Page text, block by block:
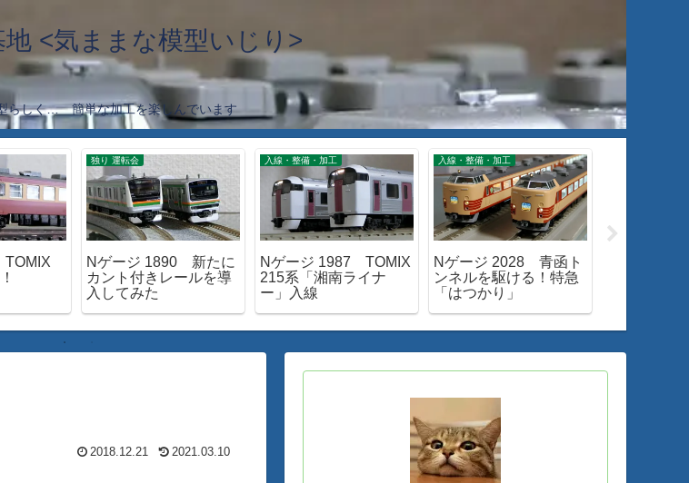
地 <気ままな模型いじり>
らしく… 簡単な加工を楽しんでいます
独り 運転会
Nゲージ 1890 新たに
カント付きレールを導
入してみた
入線・整備・加工
Nゲージ 1987 TOMIX
215系「湘南ライナ
ー」入線
入線・整備・加工
Nゲージ 2028 青函ト
ンネルを駆ける！特急
「はつかり」
2018.12.21 2021.03.10